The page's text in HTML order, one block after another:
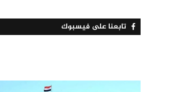
تابعنا على فيسبوك